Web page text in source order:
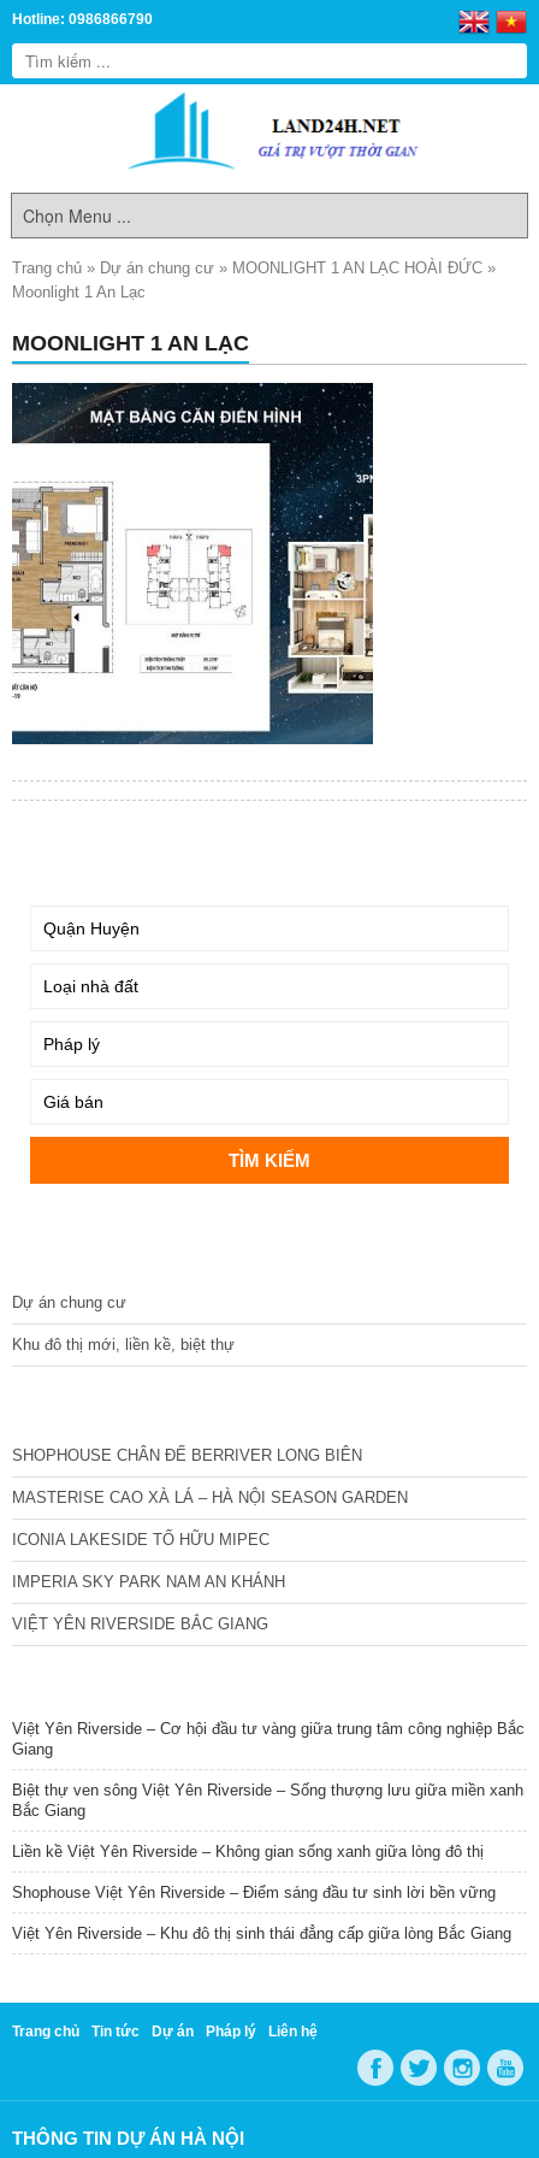
Hotline: 0986866790
Trang chủ » Dự án chung cư » MOONLIGHT 1 AN LẠC HOÀI ĐỨC »
Moonlight 1 An Lạc
MOONLIGHT 1 AN LẠC
Dự án chung cư
Khu đô thị mới, liền kề, biệt thự
SHOPHOUSE CHÂN ĐẾ BERRIVER LONG BIÊN
MASTERISE CAO XÀ LÁ – HÀ NỘI SEASON GARDEN
ICONIA LAKESIDE TỐ HỮU MIPEC
IMPERIA SKY PARK NAM AN KHÁNH
VIỆT YÊN RIVERSIDE BẮC GIANG
Việt Yên Riverside – Cơ hội đầu tư vàng giữa trung tâm công nghiệp Bắc
Giang
Biệt thự ven sông Việt Yên Riverside – Sống thượng lưu giữa miền xanh
Bắc Giang
Liền kề Việt Yên Riverside – Không gian sống xanh giữa lòng đô thị
Shophouse Việt Yên Riverside – Điểm sáng đầu tư sinh lời bền vững
Việt Yên Riverside – Khu đô thị sinh thái đẳng cấp giữa lòng Bắc Giang
Trang chủ Tin tức Dự án Pháp lý Liên hệ
THÔNG TIN DỰ ÁN HÀ NỘI